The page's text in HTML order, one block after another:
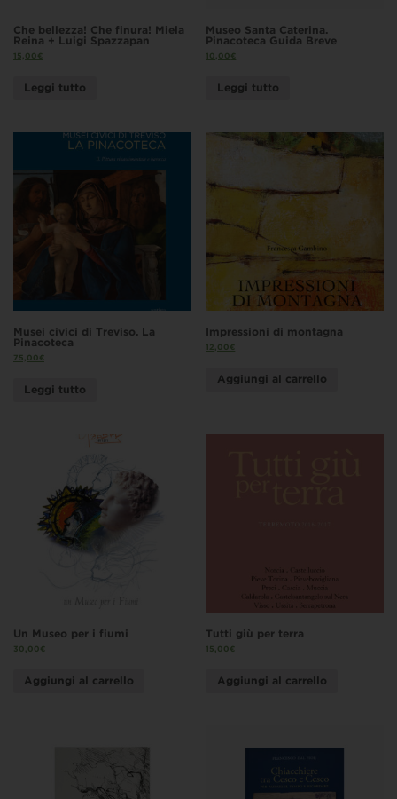
Che bellezza! Che finura! Miela
Reina + Luigi Spazzapan
15,00€
Leggi tutto
Museo Santa Caterina.
Pinacoteca Guida Breve
10,00€
Leggi tutto
Musei civici di Treviso. La
Pinacoteca
75,00€
Leggi tutto
Impressioni di montagna
12,00€
Aggiungi al carrello
Un Museo per i fiumi
30,00€
Aggiungi al carrello
Tutti giù per terra
15,00€
Aggiungi al carrello